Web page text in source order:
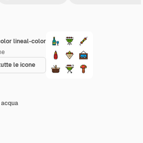
lineal-color
le icone